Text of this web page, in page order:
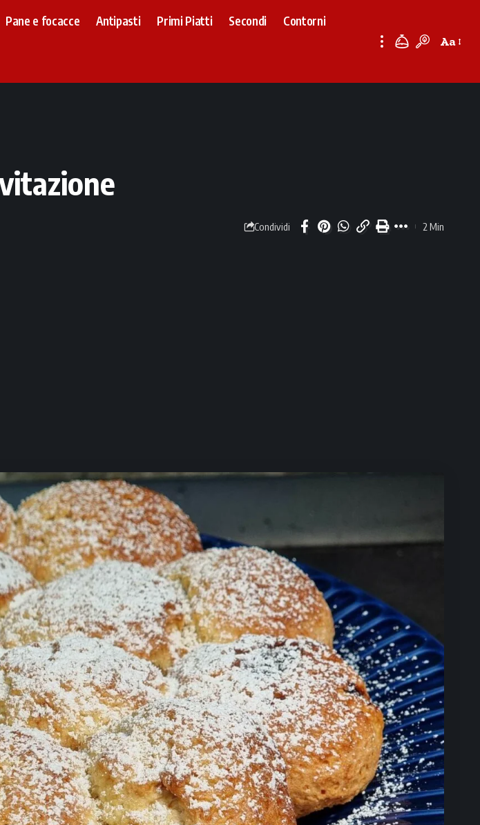
Pane e focacce Antipasti Primi Piatti Secondi Contorni
Font
Aa
Condividi 2 Min